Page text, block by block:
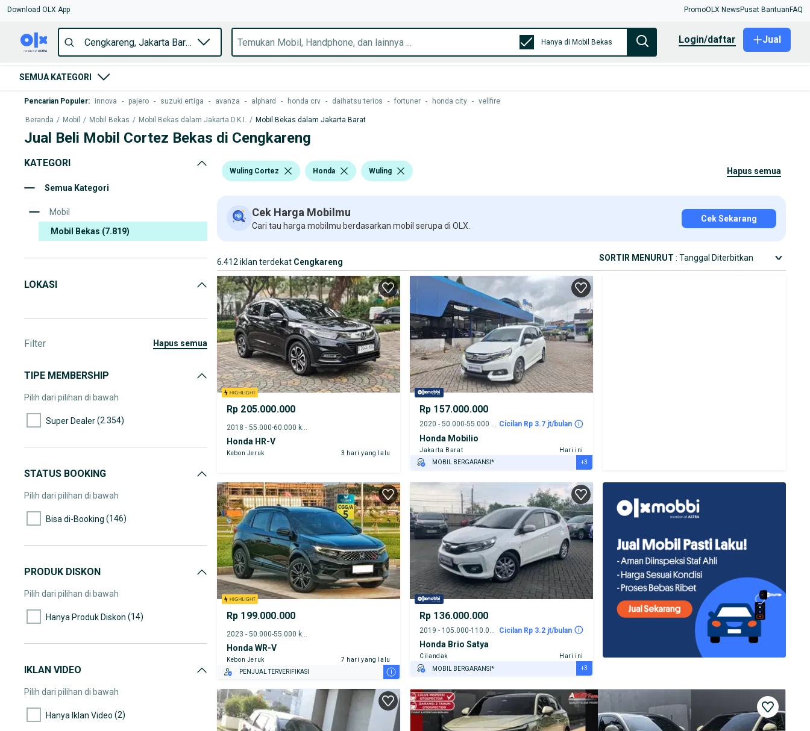
Download OLX App PromoOLX News Pusat Bantuan FAQ
Hanya di Mobil Bekas login/daftar Jual
SEMUA KATEGORI
Pencarian Populer: innova - pajero - suzuki ertiga - avanza - alphard - honda crv - daihatsu terios - fortuner - honda city - vellfire
Beranda / Mobil / Mobil Bekas / Mobil Bekas dalam Jakarta D.K.I. / Mobil Bekas dalam Jakarta Barat
Jual Beli Mobil Cortez Bekas di Cengkareng
KATEGORI
Semua Kategori
Mobil
Mobil Bekas (7.819)
LOKASI
Filter hapus semua
TIPE MEMBERSHIP
Pilih dari pilihan di bawah
Super Dealer(2.354)
STATUS BOOKING
Pilih dari pilihan di bawah
Bisa di-Booking (146)
PRODUK DISKON
Pilih dari pilihan di bawah
Hanya Produk Diskon (14)
IKLAN VIDEO
Pilih dari pilihan di bawah
Hanya Iklan Video (2)
Wuling Cortez Honda Wuling hapus semua
Cek Harga Mobilmu
Cari tau harga mobilmu berdasarkan mobil serupa di OLX.
Cek Sekarang
6.412 iklan terdekat Cengkareng SORTIR MENURUT : Tanggal Diterbitkan
Rp 205.000.000
Honda HR-V
Kebon Jeruk 3 hari yang lalu
Rp 157.000.000
2020 - 50.000-55.000 km Cicilan Rp 3.7 jt/bulan
Honda Mobilio
Jakarta Barat
Hari ini
MOBIL BERGARANSI*
TEST DRIVE DARI RUMAH
GRATIS BIAYA JASA PERAWATAN*
+3
Rp 199.000.000
Honda WR-V
Kebon Jeruk
7 hari yang lalu
PENJUAL TERVERIFIKASI
i
Rp 136.000.000
Cicilan Rp 3.2 jt/bulan
Honda Brio Satya
Cilandak
Hari ini
MOBIL BERGARANSI*
TEST DRIVE DARI RUMAH
GRATIS BIAYA JASA PERAWATAN*
+3